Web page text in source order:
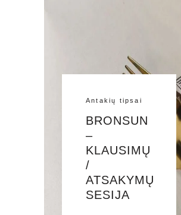
Antakių tipsai
BRONSUN
–
KLAUSIMŲ
/
ATSAKYMŲ
SESIJA